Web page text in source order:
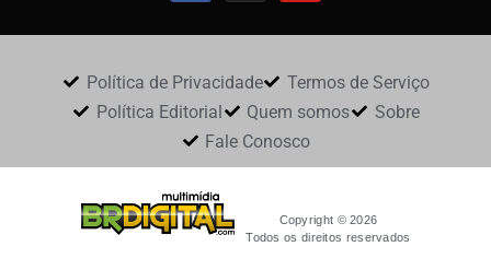
Política de Privacidade
Termos de Serviço
Política Editorial
Quem somos
Sobre
Fale Conosco
Copyright © 2026
Todos os direitos reservados